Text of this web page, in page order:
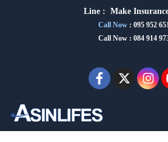
Line : Make
Call Now : 095 952
Call Now : 084 914